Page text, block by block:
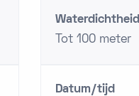
Waterdichtheid
Tot 100 meter
Datum/tijd